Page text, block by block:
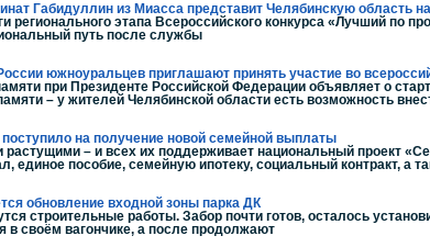
Габидуллин из Миасса представит Челябинскую область
регионального этапа Всероссийского конкурса «Лучший по
путь после службы
южноуральцев приглашают принять участие во
при Президенте Российской Федерации объявляет о
– у жителей Челябинской области есть возможность
на получение новой семейной выплаты
– и всех их поддерживает национальный проект
единое пособие, семейную ипотеку, социальный контракт,
обновление входной зоны парка ДК
строительные работы. Забор почти готов, осталось
своём вагончике, а после продолжают